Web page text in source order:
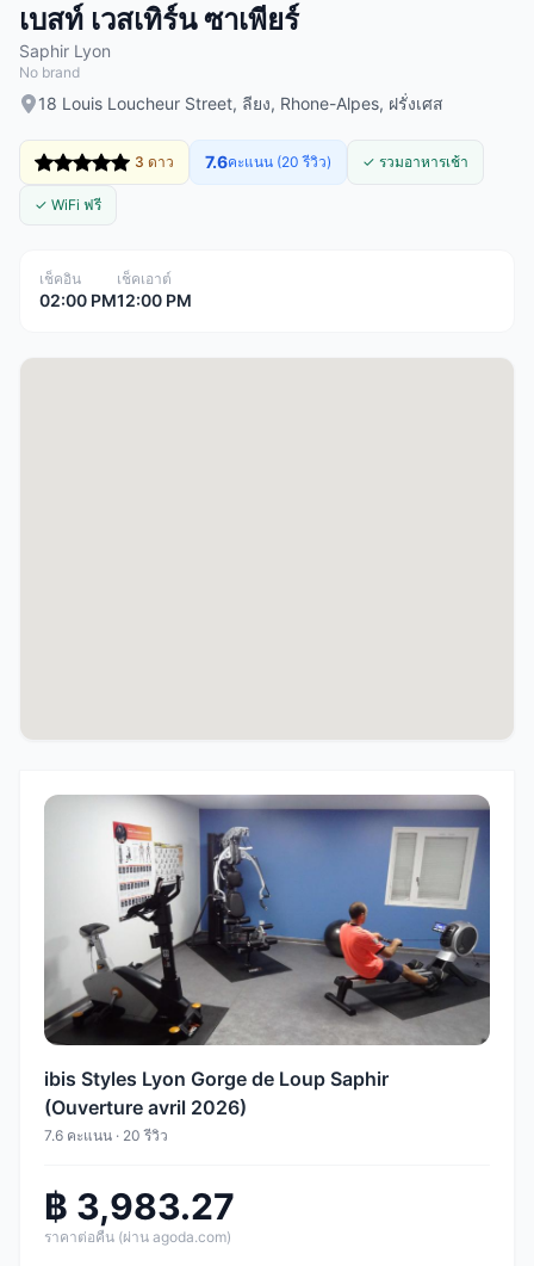
เบสท์ เวสเทิร์น ซาเพียร์
Saphir Lyon
No brand
18 Louis Loucheur Street, ลียง, Rhone-Alpes, ฝรั่งเศส
3 ดาว 7.6คะแนน (20 รีวิว) ✓ รวมอาหารเช้า
✓ WiFi ฟรี
เช็คอิน
02:00 PM
เช็คเอาต์
12:00 PM
ibis Styles Lyon Gorge de Loup Saphir
(Ouverture avril 2026)
7.6 คะแนน · 20 รีวิว
฿ 3,983.27
ราคาต่อคืน (ผ่าน agoda.com)